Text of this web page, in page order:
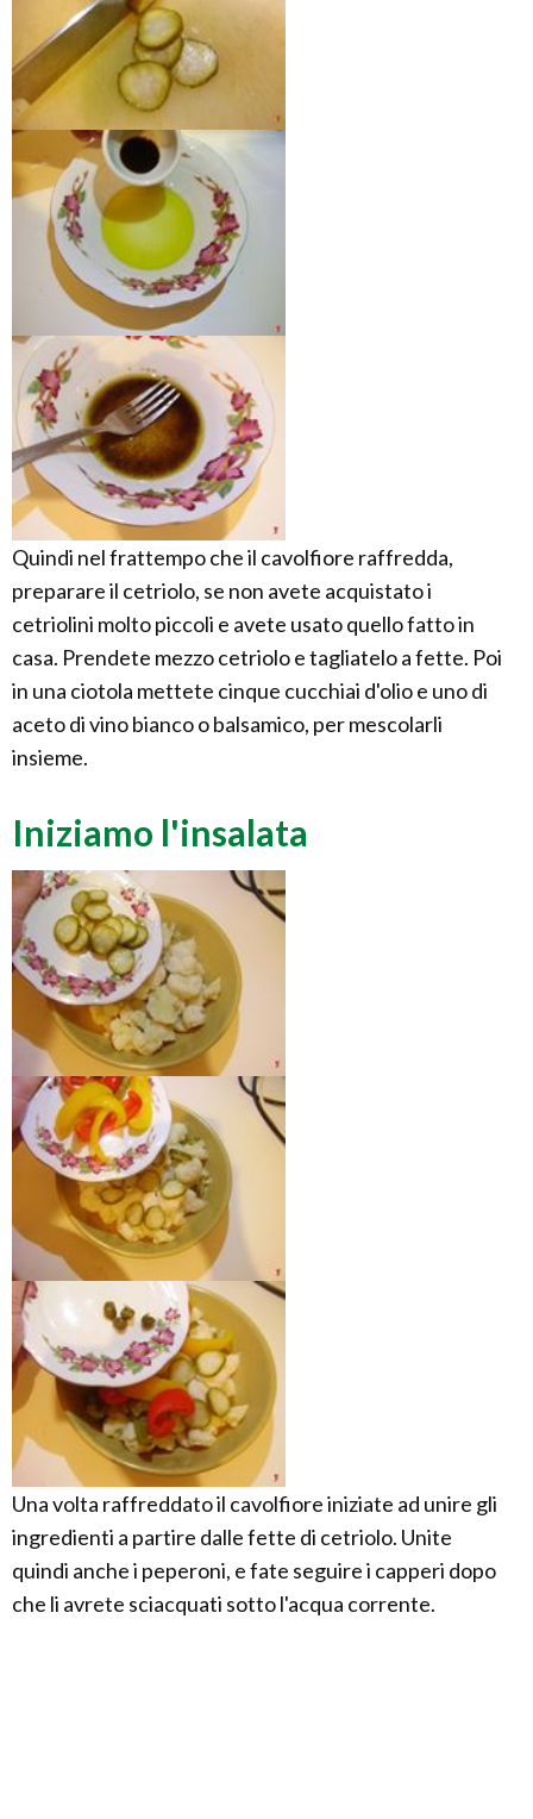
Quindi nel frattempo che il cavolfiore raffredda,
preparare il cetriolo, se non avete acquistato i
cetriolini molto piccoli e avete usato quello fatto in
casa. Prendete mezzo cetriolo e tagliatelo a fette. Poi
in una ciotola mettete cinque cucchiai d'olio e uno di
aceto di vino bianco o balsamico, per mescolarli
insieme.
Iniziamo l'insalata
Una volta raffreddato il cavolfiore iniziate ad unire gli
ingredienti a partire dalle fette di cetriolo. Unite
quindi anche i peperoni, e fate seguire i capperi dopo
che li avrete sciacquati sotto l'acqua corrente.